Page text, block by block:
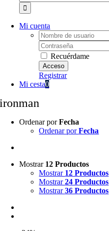
Mi cuenta
Username:
Password:
Recuérdame
Registrar
Mi cesta0
ironman
Ordenar porFecha
Ordenar porFecha
Mostrar 12 Productos
Mostrar 12 Productos
Mostrar24 Productos
Mostrar36 Productos